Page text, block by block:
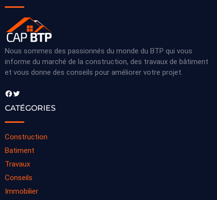
Nous sommes des passionnés du monde du BTP qui vous
informe du marché de la construction, des travaux de bâtiment
et vous donne des conseils pour améliorer votre projet.
Facebook Twitter
CATÉGORIES
Construction
Batiment
Travaux
Conseils
Immobilier